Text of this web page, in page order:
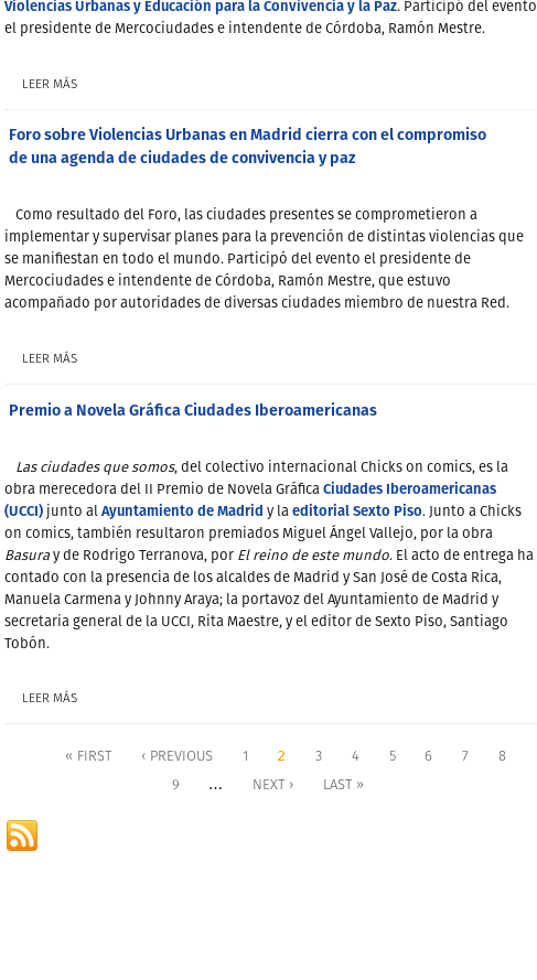
Violencias Urbanas y Educación para la Convivencia y la Paz. Participó del evento
el presidente de Mercociudades e intendente de Córdoba, Ramón Mestre.
LEER MÁS
Foro sobre Violencias Urbanas en Madrid cierra con el compromiso
de una agenda de ciudades de convivencia y paz
Como resultado del Foro, las ciudades presentes se comprometieron a
implementar y supervisar planes para la prevención de distintas violencias que
se manifiestan en todo el mundo. Participó del evento el presidente de
Mercociudades e intendente de Córdoba, Ramón Mestre, que estuvo
acompañado por autoridades de diversas ciudades miembro de nuestra Red.
LEER MÁS
Premio a Novela Gráfica Ciudades Iberoamericanas
Las ciudades que somos, del colectivo internacional Chicks on comics, es la
obra merecedora del II Premio de Novela Gráfica Ciudades Iberoamericanas
(UCCI) junto al Ayuntamiento de Madrid y la editorial Sexto Piso. Junto a Chicks
on comics, también resultaron premiados Miguel Ángel Vallejo, por la obra
Basura y de Rodrigo Terranova, por El reino de este mundo. El acto de entrega ha
contado con la presencia de los alcaldes de Madrid y San José de Costa Rica,
Manuela Carmena y Johnny Araya; la portavoz del Ayuntamiento de Madrid y
secretaria general de la UCCI, Rita Maestre, y el editor de Sexto Piso, Santiago
Tobón.
LEER MÁS
« FIRST ‹ PREVIOUS 1 2 3 4 5 6 7 8
9 … NEXT › LAST »